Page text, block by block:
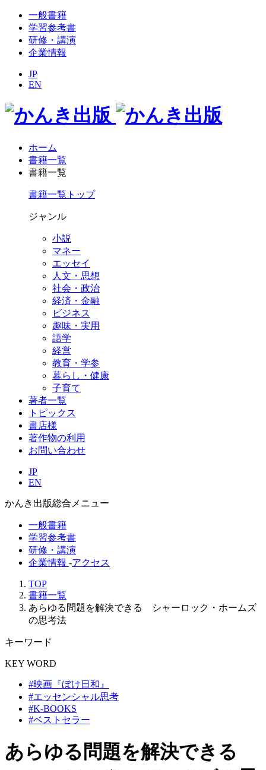
一般書籍
学習参考書
研修・講演
企業情報
JP
EN
ホーム
書籍一覧
書籍一覧
書籍一覧トップ
ジャンル
小説
マネー
エッセイ
人文・思想
社会・政治
経済・金融
ビジネス
趣味・実用
語学
経営
教育・学参
暮らし・健康
子育て
著者一覧
トピックス
書店様
著作物の利用
お問い合わせ
JP
EN
かんき出版総合メニュー
一般書籍
学習参考書
研修・講演
企業情報 -アクセス
TOP
書籍一覧
あらゆる問題を解決できる シャーロック・ホームズ
の思考法
キーワード
KEY WORD
#映画『ぼけ日和』
#エッセンシャル思考
#K-BOOKS
#ベストセラー
あらゆる問題を解決できる